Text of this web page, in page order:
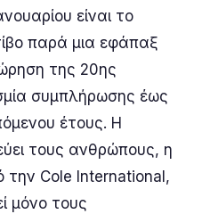
είναι το
παρά μια εφάπαξ
της 20ης
συμπλήρωσης έως
έτους. Η
τους ανθρώπους, η
την Cole International,
μόνο τους